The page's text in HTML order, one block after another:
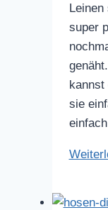
super
sie